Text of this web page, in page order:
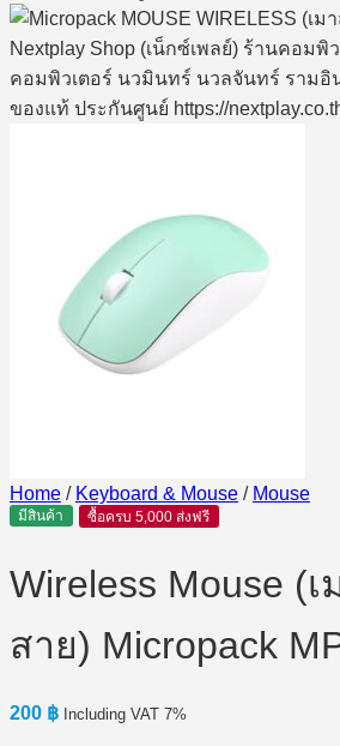
Home / Keyboard & Mouse / Mouse
มีสินค้า ซื้อครบ 5,000 ส่งฟรี
Wireless Mouse (
สาย) Micropack
200 ฿ Including VAT 7%